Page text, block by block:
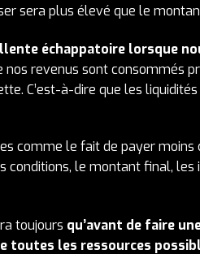
sera plus élevé que le
échappatoire lorsque
nos revenus sont consommés
C’est-à-dire que les
comme le fait de payer moins
conditions, le montant final,
toujours qu’avant de faire
toutes les ressources